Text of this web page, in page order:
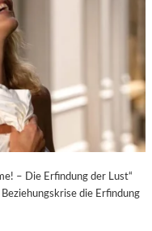
– Die Erfindung der Lust“
die Erfindung